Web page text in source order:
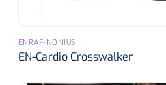
ENRAF-NONIUS
EN-Cardio Crosswalker